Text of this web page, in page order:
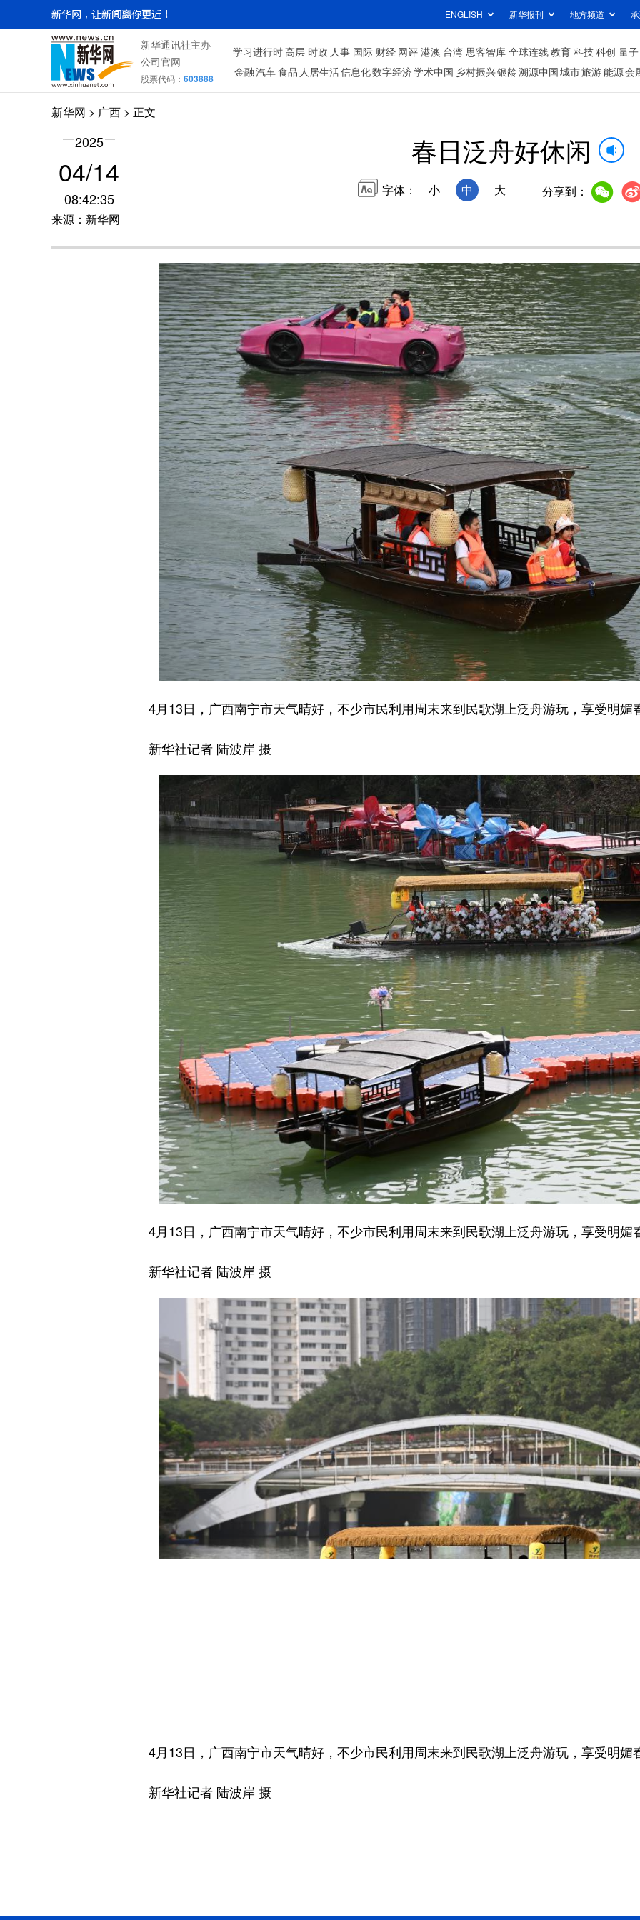
ENGLISH 新华报刊 地方频道
新华通讯社主办
公司官网
股票代码： 603888
学习进行时高层 时政 人事 国际 财经 网评 港澳 台湾 思客智库 全球连线教育 科技科创 量子
金融汽车食品 人居生活信息化数字经济学术中国 乡村振兴银龄溯源中国城市旅游能源会
新华网 > 广西 > 正文
2025
04/14
08:42:35
来源：新华网
春日泛舟好休闲
字体： 小 中 大 分享到：
4月13日，广西南宁市天气晴好，不少市民利用周末来到民歌湖上泛舟游玩，享受明媚
新华社记者 陆波岸 摄
4月13日，广西南宁市天气晴好，不少市民利用周末来到民歌湖上泛舟游玩，享受明媚
新华社记者 陆波岸 摄
4月13日，广西南宁市天气晴好，不少市民利用周末来到民歌湖上泛舟游玩，享受明媚
新华社记者 陆波岸 摄